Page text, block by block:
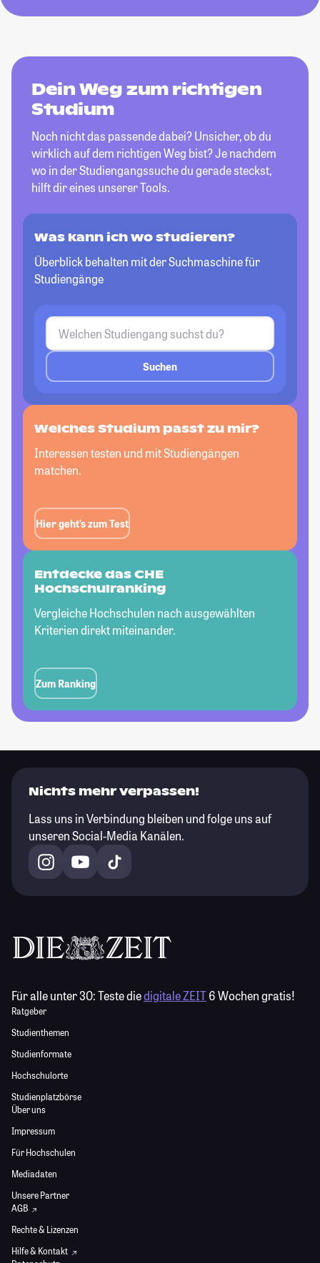
Dein Weg zum richtigen
Studium
Noch nicht das passende dabei? Unsicher, ob du
wirklich auf dem richtigen Weg bist? Je nachdem
wo in der Studiengangssuche du gerade steckst,
hilft dir eines unserer Tools.
Was kann ich wo studieren?
Überblick behalten mit der Suchmaschine für
Studiengänge
Suchen
Welches Studium passtzu mir?
Interessen testen und mit Studiengängen
matchen.
Hier geht’s zum Test
Entdecke das CHE
Hochschulranking
Vergleiche Hochschulen nach ausgewählten
Kriterien direkt miteinander.
Zum Ranking
Nichts mehr verpassen!
Lass uns in Verbindung bleiben und folge uns auf
unseren Social-Media Kanälen.
Für alle unter 30:Teste diedigitale ZEIT6 Wochen gratis!
Ratgeber
Studienthemen
Studienformate
Hochschulorte
Studienplatzbörse
Über uns
Impressum
Für Hochschulen
Mediadaten
Unsere Partner
AGB
Rechte & Lizenzen
Hilfe & Kontakt